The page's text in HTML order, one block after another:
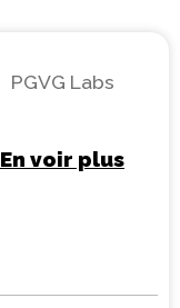
PGVG Labs
En voir plus